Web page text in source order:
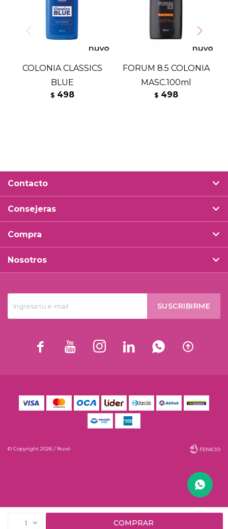
1 COMPRAR
COLONIA CLASSICS
BLUE
$ 498
FORUM 8.5 COLONIA
MASC.100ml
$ 498
SUSCRIBIRME
     
Contacto
Consejeras
Compra
Nosotros
© Copyright 2026 / Nuvó